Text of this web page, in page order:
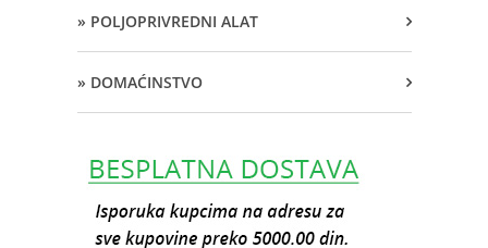
» POLJOPRIVREDNI ALAT
» DOMAĆINSTVO